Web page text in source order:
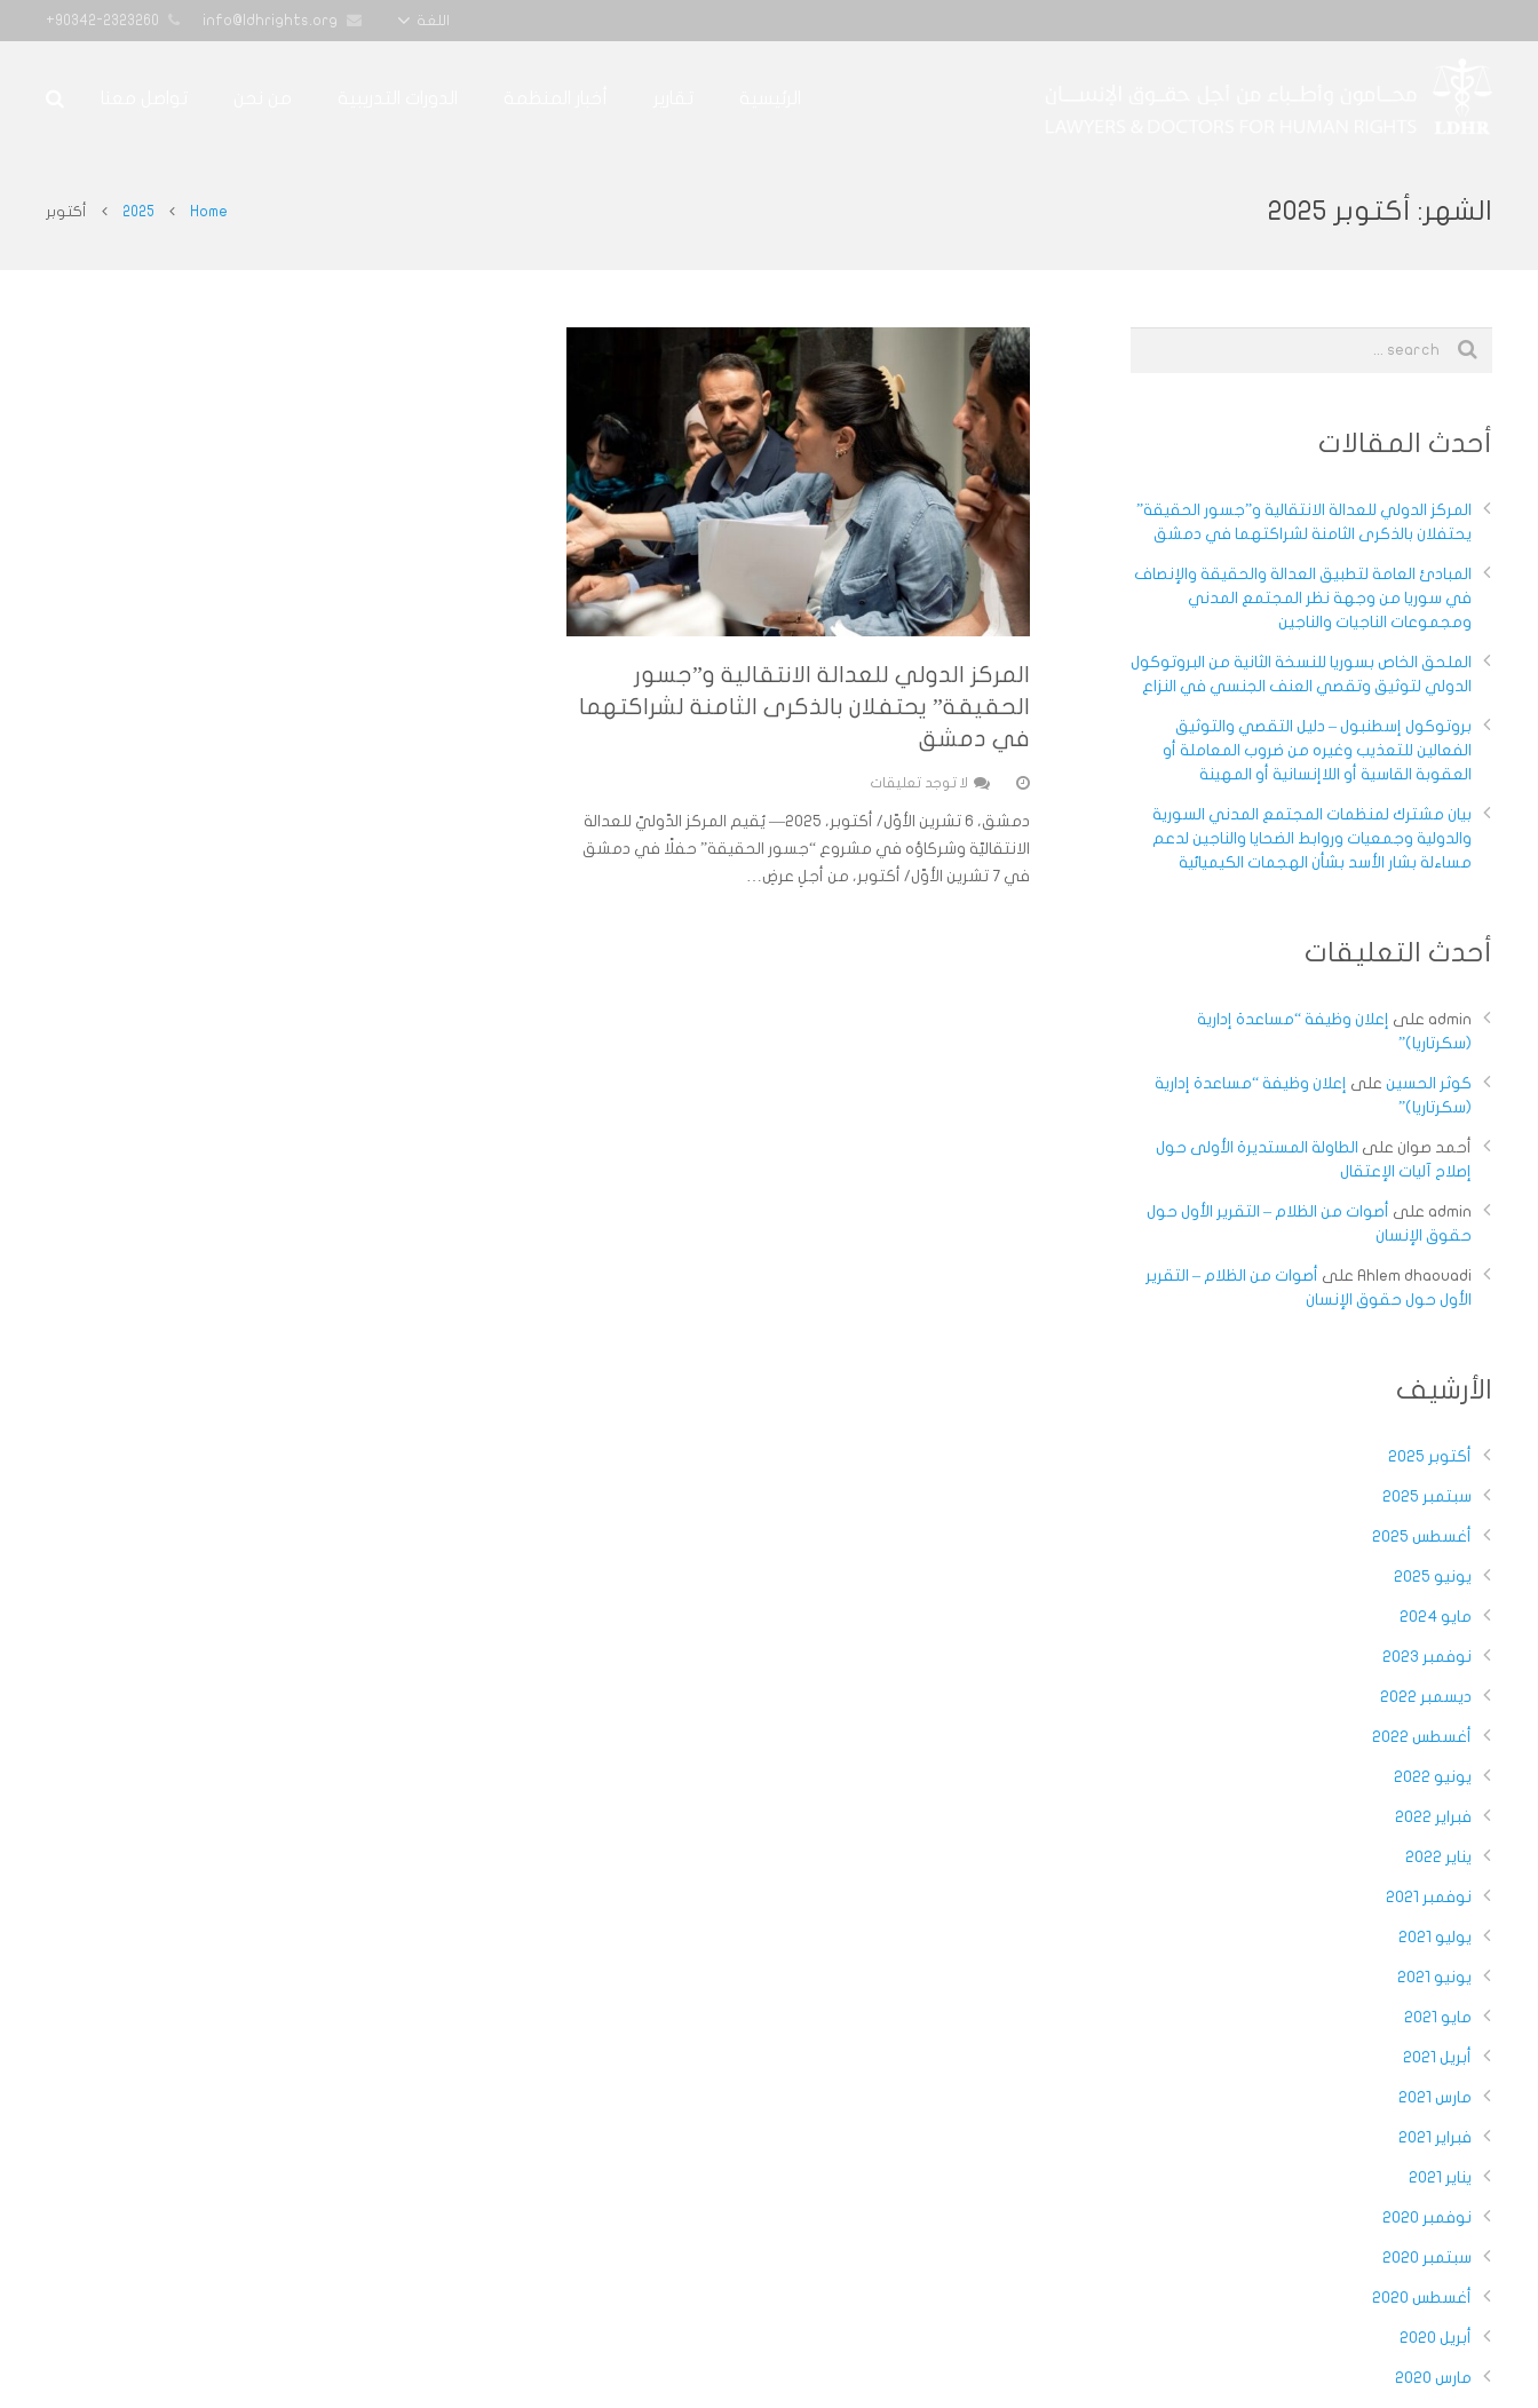
اللغة info@ldhrights.org
90342-2323260+
الشهر: أكتوبر 2025 Home
2025 أكتوبر
المركز الدولي للعدالة الانتقالية و”جسور
الحقيقة” يحتفلان بالذكرى الثامنة لشراكتهما
في دمشق
لا توجد تعليقات
دمشق، 6 تشرين الأوّل/ أكتوبر، 2025— يُقيم المركز الدّوليّ للعدالة
الانتقاليّة وشركاؤه في مشروع “جسور الحقيقة” حفلًا في دمشق
في 7 تشرين الأوّل/ أكتوبر، من أجلِ عرضِ…
أحدث المقالات
المركز الدولي للعدالة الانتقالية و”جسور الحقيقة”
يحتفلان بالذكرى الثامنة لشراكتهما في دمشق
المبادئ العامة لتطبيق العدالة والحقيقة والإنصاف
في سوريا من وجهة نظر المجتمع المدني
ومجموعات الناجيات والناجين
الملحق الخاص بسوريا للنسخة الثانية من البروتوكول
الدولي لتوثيق وتقصي العنف الجنسي في النزاع
بروتوكول إسطنبول – دليل التقصي والتوثيق
الفعالين للتعذيب وغيره من ضروب المعاملة أو
العقوبة القاسية أو اللاإنسانية أو المهينة
بيان مشترك لمنظمات المجتمع المدني السورية
والدولية وجمعيات وروابط الضحايا والناجين لدعم
مساءلة بشار الأسد بشأن الهجمات الكيميائية
أحدث التعليقات
admin على إعلان وظيفة “مساعدة إدارية
(سكرتاريا)”
كوثر الحسين على إعلان وظيفة “مساعدة إدارية
(سكرتاريا)”
أحمد صوان على الطاولة المستديرة الأولى حول
إصلاح آليات الإعتقال
admin على أصوات من الظلام – التقرير الأول حول
حقوق الإنسان
Ahlem dhaouadi على أصوات من الظلام – التقرير
الأول حول حقوق الإنسان
الأرشيف
أكتوبر 2025
سبتمبر 2025
أغسطس 2025
يونيو 2025
مايو 2024
نوفمبر 2023
ديسمبر 2022
أغسطس 2022
يونيو 2022
فبراير 2022
يناير 2022
نوفمبر 2021
يوليو 2021
يونيو 2021
مايو 2021
أبريل 2021
مارس 2021
فبراير 2021
يناير 2021
نوفمبر 2020
سبتمبر 2020
أغسطس 2020
أبريل 2020
مارس 2020